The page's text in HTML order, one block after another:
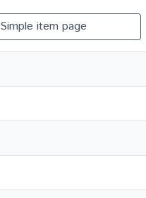
Simple item page